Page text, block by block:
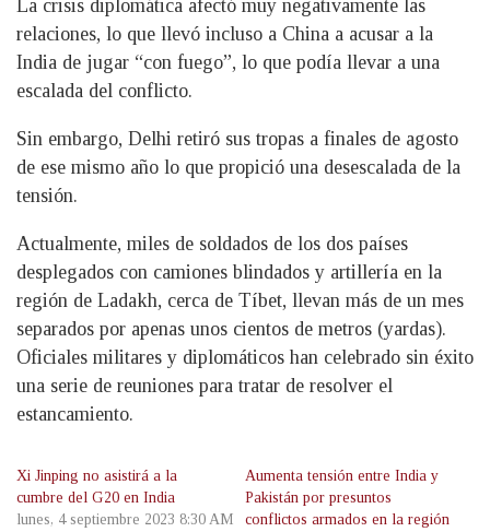
La crisis diplomática afectó muy negativamente las
relaciones, lo que llevó incluso a China a acusar a la
India de jugar “con fuego”, lo que podía llevar a una
escalada del conflicto.
Sin embargo, Delhi retiró sus tropas a finales de agosto
de ese mismo año lo que propició una desescalada de la
tensión.
Actualmente, miles de soldados de los dos países
desplegados con camiones blindados y artillería en la
región de Ladakh, cerca de Tíbet, llevan más de un mes
separados por apenas unos cientos de metros (yardas).
Oficiales militares y diplomáticos han celebrado sin éxito
una serie de reuniones para tratar de resolver el
estancamiento.
Xi Jinping no asistirá a la
cumbre del G20 en India
lunes, 4 septiembre 2023 8:30 AM
Aumenta tensión entre India y
Pakistán por presuntos
conflictos armados en la región